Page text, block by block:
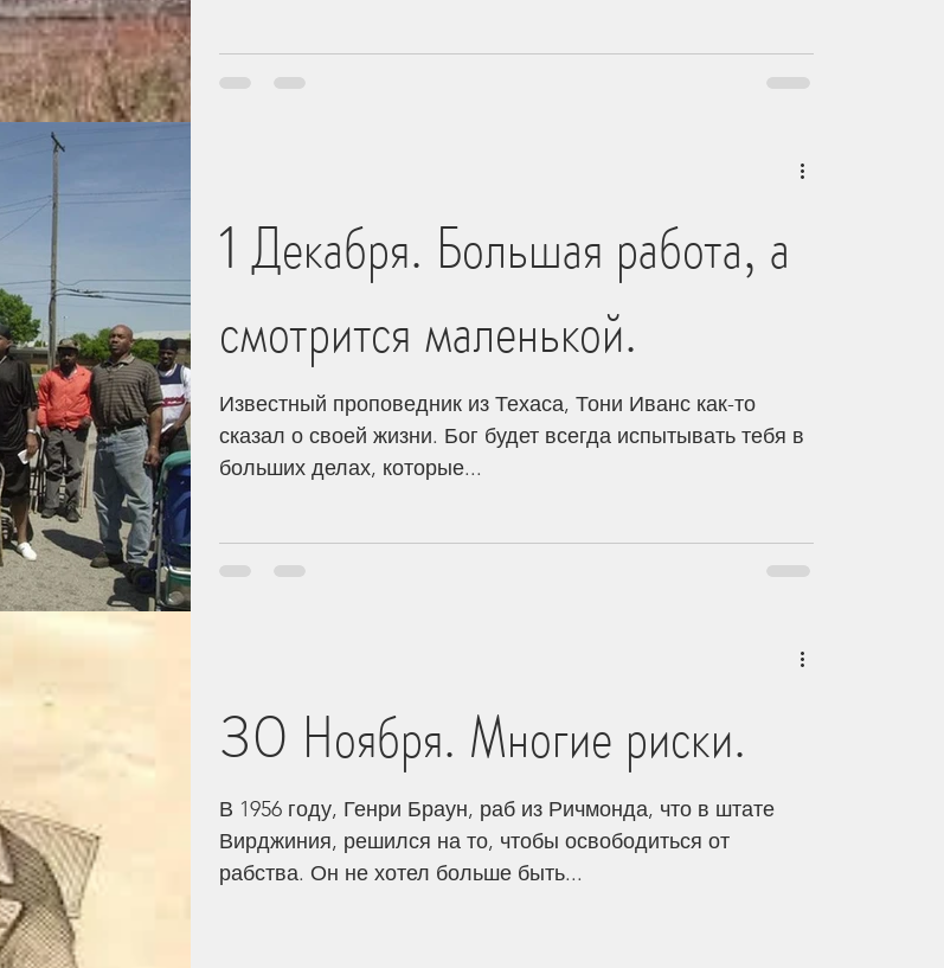
1 Декабря. Большая работа, а
смотрится маленькой.
Известный проповедник из Техаса, Тони Иванс как-то
сказал о своей жизни. Бог будет всегда испытывать тебя в
больших делах, которые...
30 Ноября. Многие риски.
В 1956 году, Генри Браун, раб из Ричмонда, что в штате
Вирджиния, решился на то, чтобы освободиться от
рабства. Он не хотел больше быть...